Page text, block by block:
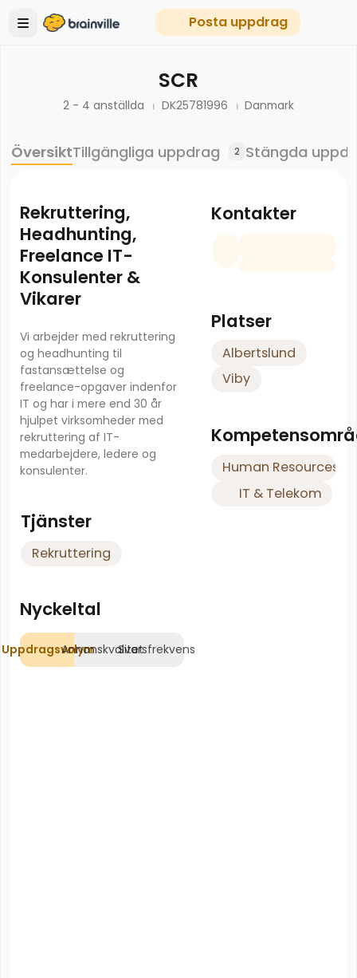
Posta uppdrag
SCR
2 - 4 anställda DK25781996 Danmark
ÖversiktTillgängliga uppdrag 2 Stängda
Rekruttering,
Headhunting,
Freelance IT-
Konsulenter &
Vikarer
Vi arbejder med rekruttering
og headhunting til
fastansættelse og
freelance-opgaver indenfor
IT og har i mere end 30 år
hjulpet virksomheder med
rekruttering af IT-
medarbejdere, ledere og
konsulenter.
Tjänster
Rekruttering
Nyckeltal
UppdragsvolymAnnonskvalitetSvarsfrekvens
Kontakter
Platser
Albertslund
Viby
Human Resources
IT & Telekom